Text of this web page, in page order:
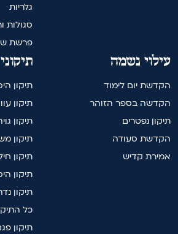
גלריות
סגולות
פרשת
תיקון
תיקון
תיקון
תיקון
תיקון
תיקון
תיקון
כל
תיקון
עילוי נשמה
הקדשת יום לימוד
הקדשה בספר הזוהר
תיקון נפטרים
הקדשת סעודה
אמירת קדיש